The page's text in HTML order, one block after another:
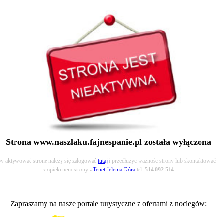
Strona www.naszlaku.fajnespanie.pl została wyłączona
aktywować stronę należy się zalogować tutaj i przedłużyc ważnośc strony lub skontaktować
z opiekunem strony - Tenet Jelenia Góra tel. 514 092 514
Zapraszamy na nasze portale turystyczne z ofertami z noclegów: